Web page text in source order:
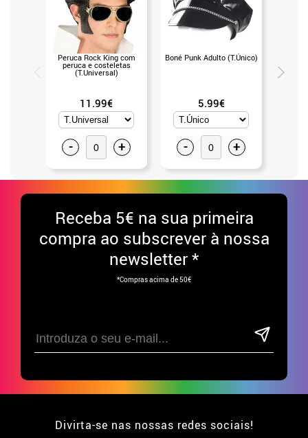
Peruca Rock King com
peruca e costeletas
(T.Universal)
11.99€
- +
Boné Punk Adulto (T.Único)
5.99€
- +
Receba 5€ na sua primeira
compra ao subscrever à nossa
newsletter *
*Compras acima de 50€
Divirta-se nas nossas redes sociais!